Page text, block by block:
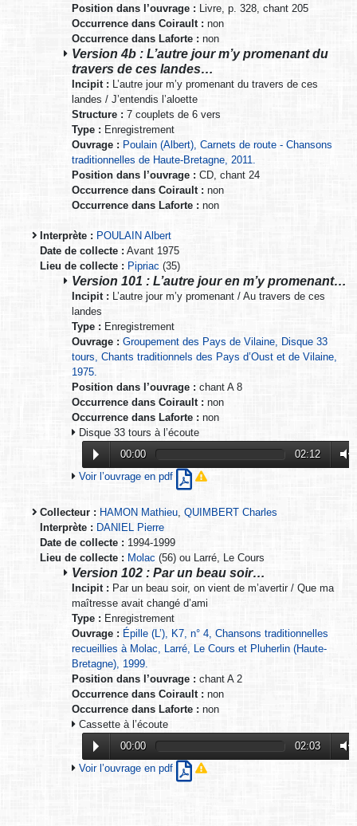
Position dans l’ouvrage : Livre, p. 328, chant 205
Occurrence dans Coirault : non
Occurrence dans Laforte : non
Version 4b : L’autre jour m’y promenant du
travers de ces landes…
Incipit : L’autre jour m’y promenant du travers de ces
landes / J’entendis l’aloette
Structure : 7 couplets de 6 vers
Type : Enregistrement
Ouvrage : Poulain (Albert), Carnets de route - Chansons
traditionnelles de Haute-Bretagne, 2011.
Position dans l’ouvrage : CD, chant 24
Occurrence dans Coirault : non
Occurrence dans Laforte : non
Interprète : POULAIN Albert
Date de collecte : Avant 1975
Lieu de collecte : Pipriac (35)
Version 101 : L’autre jour en m’y promenant…
Incipit : L’autre jour m’y promenant / Au travers de ces
landes
Type : Enregistrement
Ouvrage : Groupement des Pays de Vilaine, Disque 33
tours, Chants traditionnels des Pays d’Oust et de Vilaine,
1975.
Position dans l’ouvrage : chant A 8
Occurrence dans Coirault : non
Occurrence dans Laforte : non
Disque 33 tours à l’écoute
00:00
02:12
Voir l’ouvrage en pdf
Collecteur : HAMON Mathieu QUIMBERT Charles
Interprète : DANIEL Pierre
Date de collecte : 1994-1999
Lieu de collecte : Molac (56) ou Larré, Le Cours
Version 102 : Par un beau soir…
Incipit : Par un beau soir, on vient de m’avertir / Que ma
maîtresse avait changé d’ami
Type : Enregistrement
Ouvrage : Épille (L’), K7, n° 4, Chansons traditionnelles
recueillies à Molac, Larré, Le Cours et Pluherlin (Haute-
Bretagne), 1999.
Position dans l’ouvrage : chant A 2
Occurrence dans Coirault : non
Occurrence dans Laforte : non
Cassette à l’écoute
00:00
02:03
Voir l’ouvrage en pdf